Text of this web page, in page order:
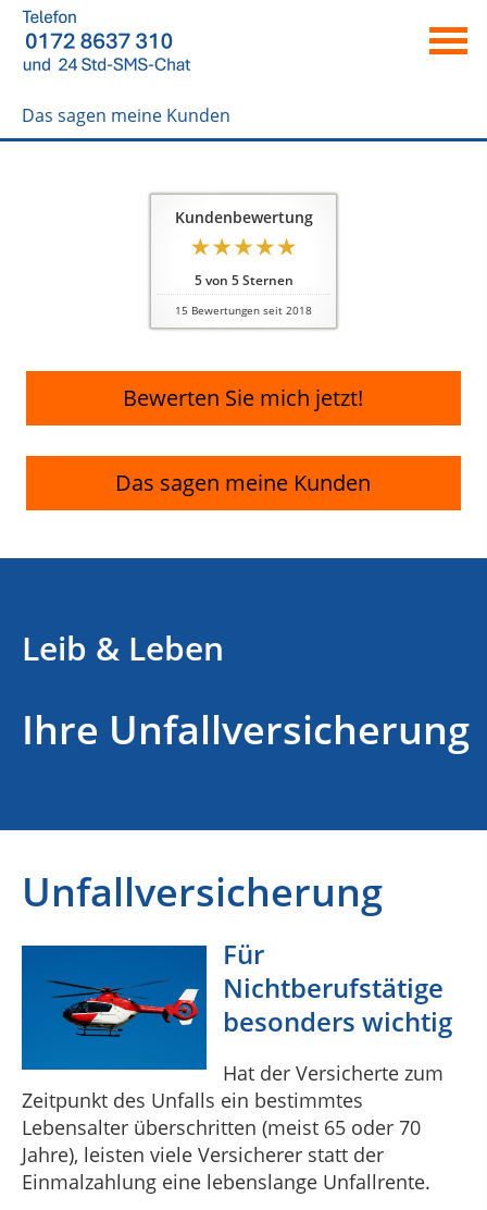
Das sagen meine Kunden
Kundenbewertung
5von 5Sternen
15 Bewertungen seit 2018
Bewerten Sie mich jetzt!
Das sagen meine Kunden
Leib & Leben
Ihre Unfallversicherung
Unfallversicherung
Für
Nichtberufstätige
besonders wichtig
Hat der Versicherte zum
Zeitpunkt des Unfalls ein bestimmtes
Lebensalter überschritten (meist 65 oder 70
Jahre), leisten viele Versicherer statt der
Einmalzahlung eine lebenslange Unfallrente.